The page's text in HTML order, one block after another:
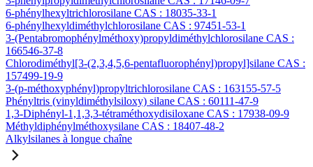
6-phénylhexyltrichlorosilane CAS : 18035-33-1
6-phénylhexyldiméthylchlorosilane CAS : 97451-53-1
3-(Pentabromophénylméthoxy)propyldiméthylchlorosilane CAS :
166546-37-8
Chlorodiméthyl[3-(2,3,4,5,6-pentafluorophényl)propyl]silane CAS :
157499-19-9
3-(p-méthoxyphényl)propyltrichlorosilane CAS : 163155-57-5
Phényltris (vinyldiméthylsiloxy) silane CAS : 60111-47-9
1,3-Diphényl-1,1,3,3-tétraméthoxydisiloxane CAS : 17938-09-9
Méthyldiphénylméthoxysilane CAS : 18407-48-2
Alkylsilanes à longue chaîne